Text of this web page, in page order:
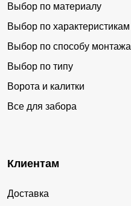
Выбор по материалу
Выбор по характеристикам
Выбор по способу монтажа
Выбор по типу
Ворота и калитки
Все для забора
Клиентам
Доставка